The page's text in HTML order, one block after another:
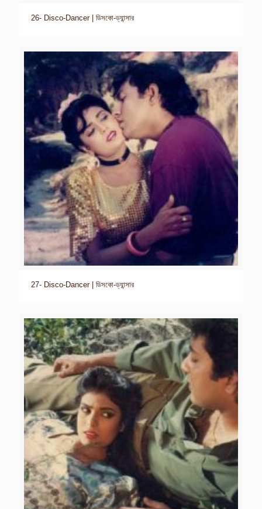
26- Disco-Dancer | ডিসকো-ড্যান্সার
27- Disco-Dancer | ডিসকো-ড্যান্সার